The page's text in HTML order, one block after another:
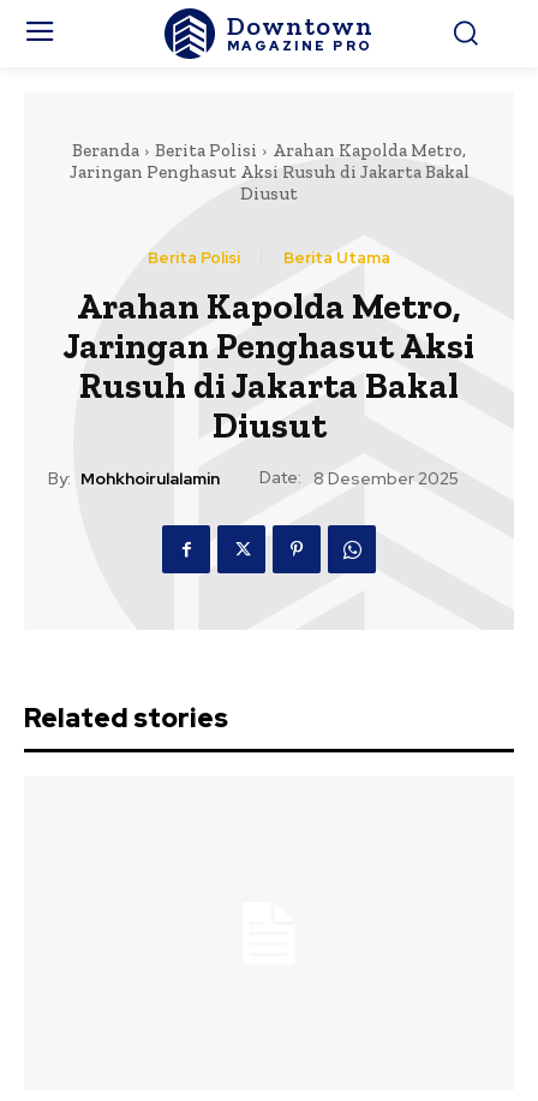
Downtown
MAGAZINE PRO
Beranda Berita Polisi
Arahan Kapolda Metro,
Jaringan Penghasut Aksi Rusuh di Jakarta Bakal
Diusut
Berita Polisi Berita Utama
Arahan Kapolda Metro,
Jaringan Penghasut Aksi
Rusuh di Jakarta Bakal
Diusut
By: Mohkhoirulalamin Date: 8 Desember 2025
Related stories